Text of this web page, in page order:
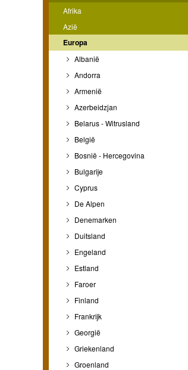
Afrika
Azië
Europa
Albanië
Andorra
Armenië
Azerbeidzjan
Belarus - Witrusland
België
Bosnië - Hercegovina
Bulgarije
Cyprus
De Alpen
Denemarken
Duitsland
Engeland
Estland
Faroer
Finland
Frankrijk
Georgië
Griekenland
Groenland